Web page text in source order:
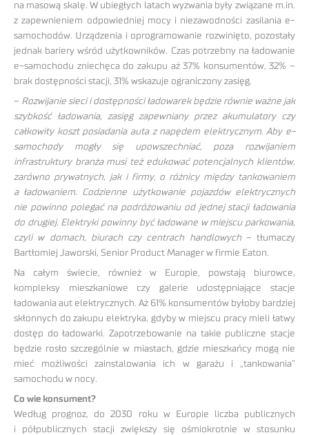
na masową skalę. W ubiegłych latach wyzwania były związane m.in.
z zapewnieniem odpowiedniej mocy i niezawodności zasilania e-
samochodów. Urządzenia i oprogramowanie rozwinięto, pozostały
jednak bariery wśród użytkowników. Czas potrzebny na ładowanie
e-samochodu zniechęca do zakupu aż 37% konsumentów, 32% –
brak dostępności stacji, 31% wskazuje ograniczony zasięg.
– Rozwijanie sieci i dostępności ładowarek będzie równie ważne jak
szybkość ładowania, zasięg zapewniany przez akumulatory czy
całkowity koszt posiadania auta z napędem elektrycznym. Aby e-
samochody mogły się upowszechniać, poza rozwijaniem
infrastruktury branża musi też edukować potencjalnych klientów,
zarówno prywatnych, jak i firmy, o różnicy między tankowaniem
a ładowaniem. Codzienne użytkowanie pojazdów elektrycznych
nie powinno polegać na podróżowaniu od jednej stacji ładowania
do drugiej. Elektryki powinny być ładowane w miejscu parkowania,
czyli w domach, biurach czy centrach handlowych– tłumaczy
Bartłomiej Jaworski, Senior Product Manager w firmie Eaton.
Na całym świecie, również w Europie, powstają biurowce,
kompleksy mieszkaniowe czy galerie udostępniające stacje
ładowania aut elektrycznych. Aż 61% konsumentów byłoby bardziej
skłonnych do zakupu elektryka, gdyby w miejscu pracy mieli łatwy
dostęp do ładowarki. Zapotrzebowanie na takie publiczne stacje
będzie rosło szczególnie w miastach, gdzie mieszkańcy mogą nie
mieć możliwości zainstalowania ich w garażu i „tankowania”
samochodu w nocy.
Co wie konsument?
Według prognoz, do 2030 roku w Europie liczba publicznych
i półpublicznych stacji zwiększy się ośmiokrotnie w stosunku